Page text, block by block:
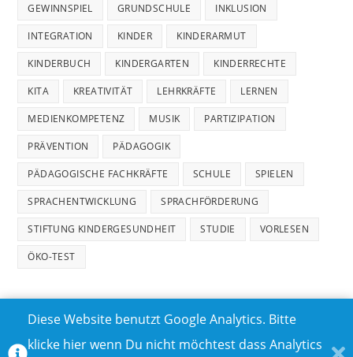
GEWINNSPIEL GRUNDSCHULE INKLUSION
INTEGRATION KINDER KINDERARMUT
KINDERBUCH KINDERGARTEN KINDERRECHTE
KITA KREATIVITÄT LEHRKRÄFTE LERNEN
MEDIENKOMPETENZ MUSIK PARTIZIPATION
PRÄVENTION PÄDAGOGIK
PÄDAGOGISCHE FACHKRÄFTE SCHULE SPIELEN
SPRACHENTWICKLUNG SPRACHFÖRDERUNG
STIFTUNG KINDERGESUNDHEIT STUDIE VORLESEN
ÖKO-TEST
Diese Website benutzt Google Analytics. Bitte
klicke hier wenn Du nicht möchtest dass Analytics